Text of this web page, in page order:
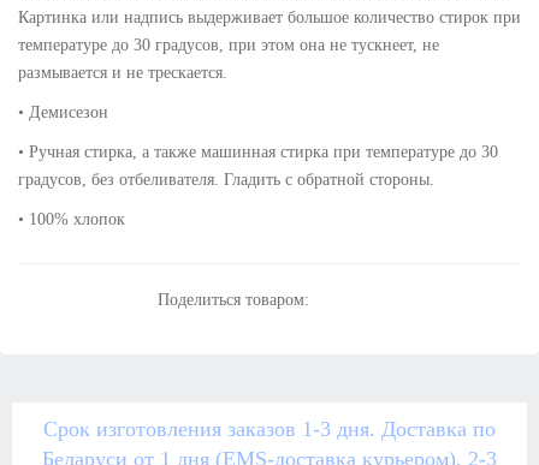
Картинка или надпись выдерживает большое количество стирок при
температуре до 30 градусов, при этом она не тускнеет, не
размывается и не трескается.
• Демисезон
• Ручная стирка, а также машинная стирка при температуре до 30
градусов, без отбеливателя. Гладить с обратной стороны.
• 100% хлопок
Поделиться товаром:
Срок изготовления заказов 1-3 дня. Доставка по
Беларуси от 1 дня (EMS-доставка курьером), 2-3